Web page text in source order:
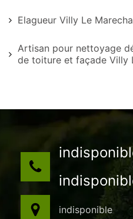
Elagueur Villy Le
Artisan pour nettoyage
de toiture et façade Villy
indisponible